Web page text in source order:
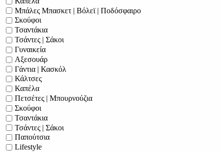
Μπάλες Μπασκετ | Βόλεϊ | Ποδόσφαιρο
Σκούφοι
Τσαντάκια
Τσάντες | Σάκοι
Γυναικεία
Αξεσουάρ
Γάντια | Κασκόλ
Κάλτσες
Καπέλα
Πετσέτες | Μπουρνούζια
Σκούφοι
Τσαντάκια
Τσάντες | Σάκοι
Παπούτσια
Lifestyle